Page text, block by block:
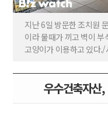
지난 6일 방문한 조치원
이라 물때가 끼고 벽이
고양이가 이용하고 있다
우수건축자산